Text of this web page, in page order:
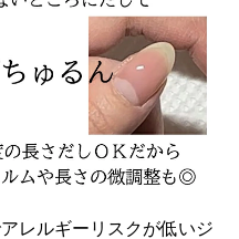
レルギーリスクが低いジ